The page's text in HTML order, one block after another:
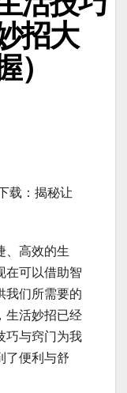
招大
载：揭秘让
、高效的生
在可以借助智
我们所需要的
生活妙招已经
巧与窍门为我
了便利与舒